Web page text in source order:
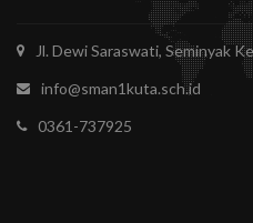
Jl. Dewi Saraswati, Seminyak
info@sman1kuta.sch.id
0361-737925